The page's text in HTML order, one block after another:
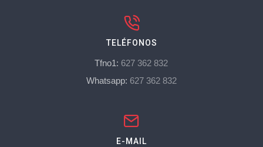
TELÉFONOS
Tfno1: 627 362 832
Whatsapp: 627 362 832
E-MAIL